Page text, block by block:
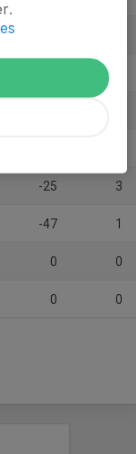
16
-25 3
-47 1
0 0
0 0